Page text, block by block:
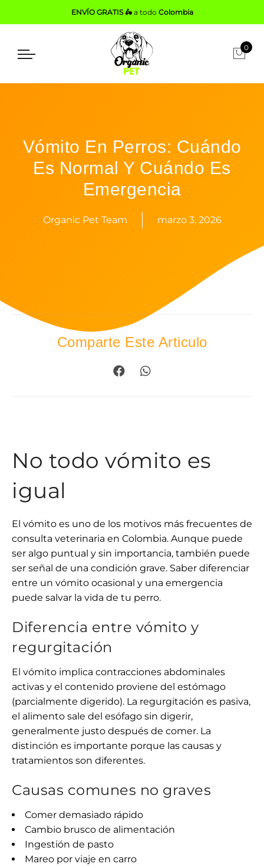
ENVÍO GRATIS 🛵a todo Colombia
0
Vómito En Perros: Cuándo
Es Normal Y Cuándo Es
Emergencia
Organic Pet Team marzo 3, 2026
Comparte Este Articulo
No todo vómito es
igual
El vómito es uno de los motivos más frecuentes de
consulta veterinaria en Colombia. Aunque puede
ser algo puntual y sin importancia, también puede
ser señal de una condición grave. Saber diferenciar
entre un vómito ocasional y una emergencia
puede salvar la vida de tu perro.
Diferencia entre vómito y
regurgitación
El vómito implica contracciones abdominales
activas y el contenido proviene del estómago
(parcialmente digerido). La regurgitación es pasiva,
el alimento sale del esófago sin digerir,
generalmente justo después de comer. La
distinción es importante porque las causas y
tratamientos son diferentes.
Causas comunes no graves
Comer demasiado rápido
Cambio brusco de alimentación
Ingestión de pasto
Mareo por viaje en carro